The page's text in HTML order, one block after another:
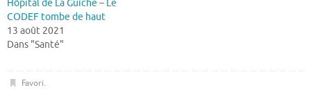
Hôpital de La Guiche – Le
CODEF tombe de haut
13 août 2021
Dans "Santé"
Favori.